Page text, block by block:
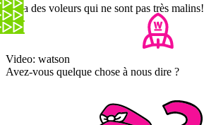
Il y a des voleurs qui ne sont pas très malins!
Video: watson
Avez-vous quelque chose à nous dire ?